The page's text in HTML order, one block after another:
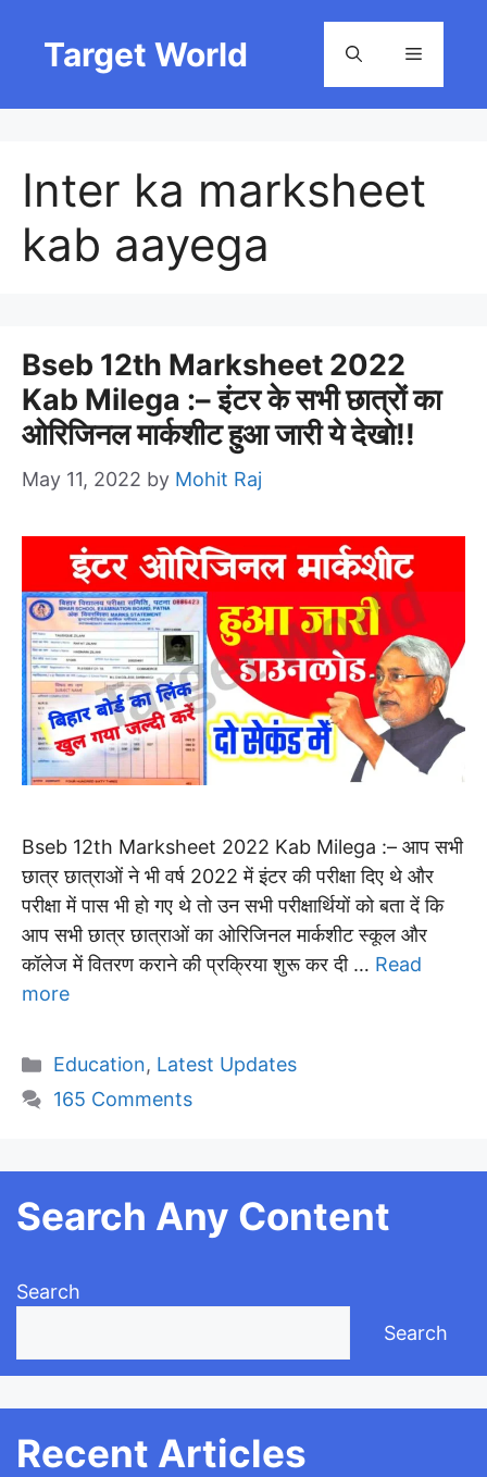
contentTarget World Menu
Inter ka marksheet
kab aayega
Bseb 12th Marksheet 2022
Kab Milega :– इंटर के सभी छात्रों का
ओरिजिनल मार्कशीट हुआ जारी ये देखो!!
May 11, 2022 by Mohit Raj
Bseb 12th Marksheet 2022 Kab Milega :– आप सभी
छात्र छात्राओं ने भी वर्ष 2022 में इंटर की परीक्षा दिए थे और
परीक्षा में पास भी हो गए थे तो उन सभी परीक्षार्थियों को बता दें कि
आप सभी छात्र छात्राओं का ओरिजिनल मार्कशीट स्कूल और
कॉलेज में वितरण कराने की प्रक्रिया शुरू कर दी … Read
more
Categories
Education, Latest Updates
165 Comments
Search Any Content
Search
Search
Recent Articles